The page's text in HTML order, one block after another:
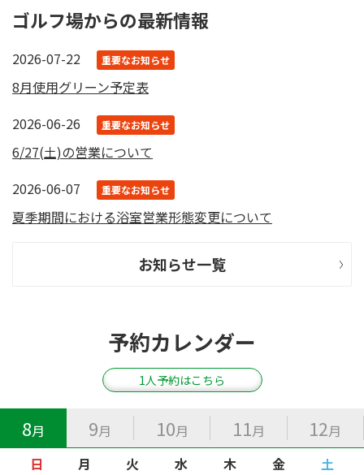
ゴルフ場からの最新情報
2026-07-22 重要なお知らせ
8月使用グリーン予定表
2026-06-26
重要なお知らせ
6/27(土)の営業について
2026-06-07
重要なお知らせ
夏季期間における浴室営業形態変更について
お知らせ一覧
予約カレンダー
1人予約はこちら
8月 9月 10月 11月 12月
日
月 火 水 木 金 土